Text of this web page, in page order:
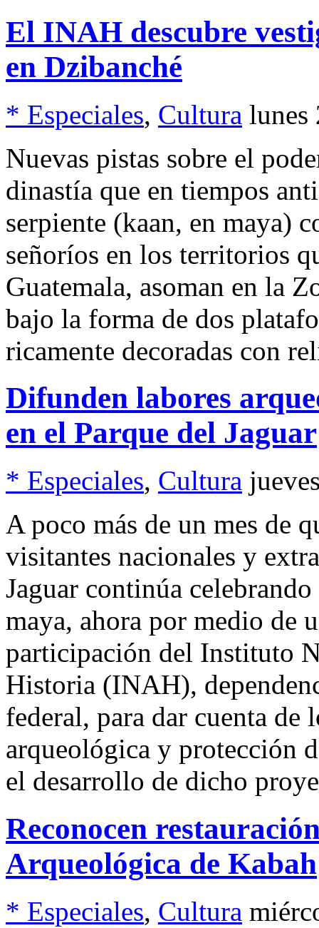
El INAH descubre
en Dzibanché
* Especiales, Cultura lunes
Nuevas pistas sobre el
dinastía que en tiempos
serpiente (kaan, en maya)
señoríos en los territorios
Guatemala, asoman en la
bajo la forma de dos
ricamente decoradas con
Difunden labores
en el Parque del Jaguar
* Especiales, Cultura
A poco más de un mes de
visitantes nacionales y
Jaguar continúa
maya, ahora por medio de
participación del Instituto
Historia (INAH),
federal, para dar cuenta de
arqueológica y protección
el desarrollo de dicho
Reconocen
Arqueológica de Kabah
* Especiales, Cultura